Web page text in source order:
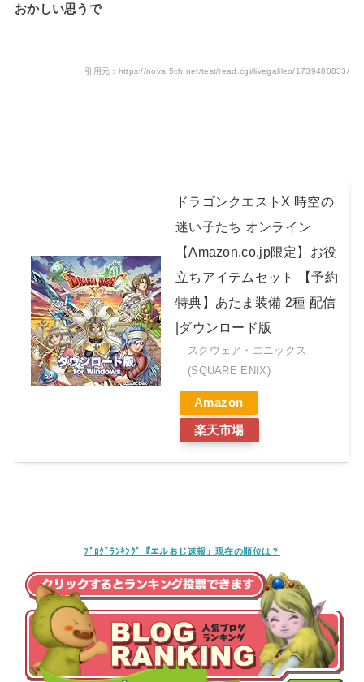
おかしい思うで
引用元：https://nova.5ch.net/test/read.cgi/livegalileo/1739480833/
ドラゴンクエストX 時空の
迷い子たち オンライン
【Amazon.co.jp限定】お役
立ちアイテムセット 【予約
特典】あたま装備 2種 配信
|ダウンロード版
スクウェア・エニックス
(SQUARE ENIX)
Amazon
楽天市場
ﾌﾞﾛｸﾞﾗﾝｷﾝｸﾞ『エルおじ速報』現在の順位は？